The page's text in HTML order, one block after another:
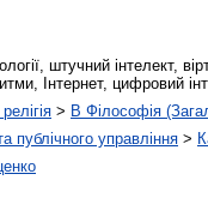
штучний інтелект,
Інтернет, цифровий
> B Філософія
публічного управління >